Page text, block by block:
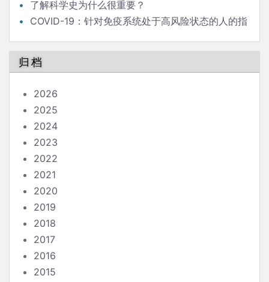
了解科学史为什么很重要？
COVID-19：针对免疫系统处于高风险状态的人的指
归档
2026
2025
2024
2023
2022
2021
2020
2019
2018
2017
2016
2015